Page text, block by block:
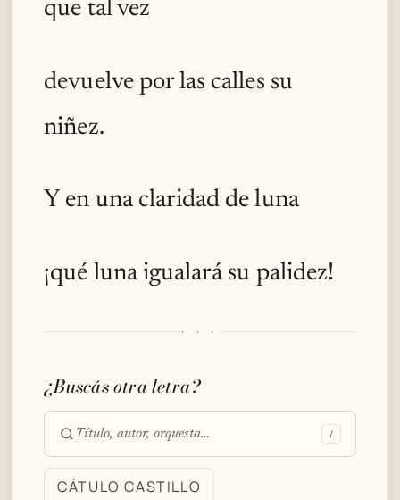
que tal vez
devuelve por las calles su
niñez.
Y en una claridad de luna
¡qué luna igualará su palidez!
· · ·
¿Buscás otra letra?
Buscar
en
/
CÁTULO CASTILLO